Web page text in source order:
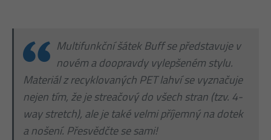
Multifunkční šátek Buff se představuje v
novém a doopravdy vylepšeném stylu.
Materiál z recyklovaných PET lahví se vyznačuje
nejen tím, že je streačový do všech stran (tzv. 4-
way stretch), ale je také velmi příjemný na dotek
a nošení. Přesvědčte se sami!